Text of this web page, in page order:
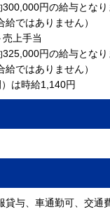
円の給与となり
給ではありません）
上手当
円の給与となり
給ではありません）
は時給1,140円
貸与、車通勤可、交通